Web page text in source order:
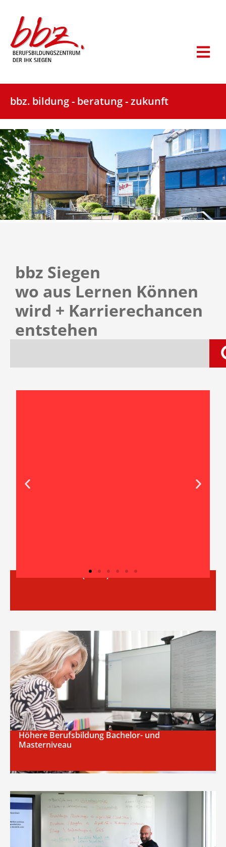
bbz. bildung - beratung - zukunft
bbz Siegen
wo aus Lernen Können
wird + Karrierechancen
entstehen
Nächster Kursstart: 24.08.2026.
Es sind noch Plätze frei –
melden Sie sich jetzt an!
Ausbilderschein (AEVO)
Höhere Berufsbildung Bachelor- und
Masterniveau